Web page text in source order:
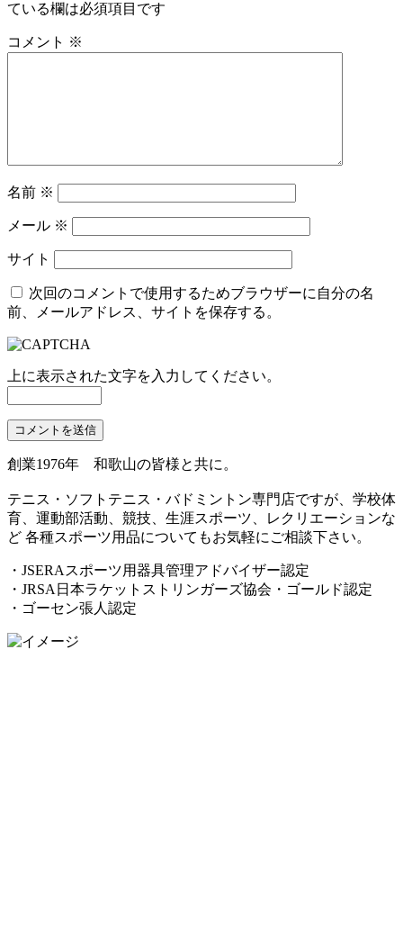
ている欄は必須項目です
コメント ※
名前 ※
メール ※
サイト
次回のコメントで使用するためブラウザーに自分の名
前、メールアドレス、サイトを保存する。
上に表示された文字を入力してください。
創業1976年 和歌山の皆様と共に。
テニス・ソフトテニス・バドミントン専門店ですが、学校体
育、運動部活動、競技、生涯スポーツ、レクリエーションな
ど 各種スポーツ用品についてもお気軽にご相談下さい。
・JSERAスポーツ用器具管理アドバイザー認定
・JRSA日本ラケットストリンガーズ協会・ゴールド認定
・ゴーセン張人認定